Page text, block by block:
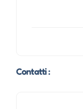
Contatti :